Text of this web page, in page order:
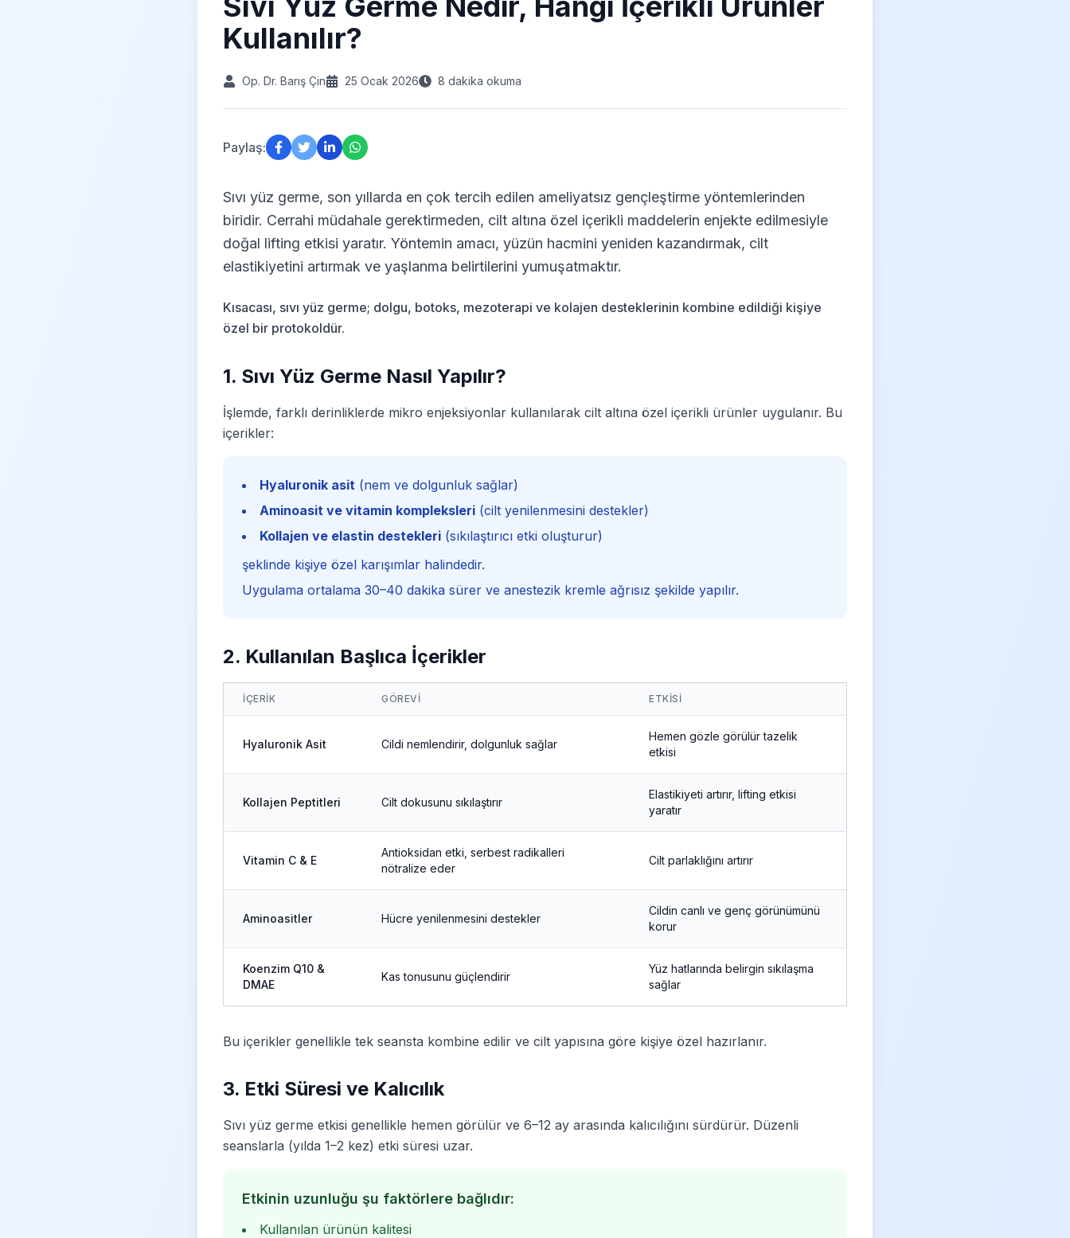
Kullanılır?
Op. Dr. Barış Çin 25 Ocak 2026 8 dakika okuma
Paylaş:
Sıvı yüz germe, son yıllarda en çok tercih edilen ameliyatsız gençleştirme yöntemlerinden
biridir. Cerrahi müdahale gerektirmeden, cilt altına özel içerikli maddelerin enjekte edilmesiyle
doğal lifting etkisi yaratır. Yöntemin amacı, yüzün hacmini yeniden kazandırmak, cilt
elastikiyetini artırmak ve yaşlanma belirtilerini yumuşatmaktır.
Kısacası, sıvı yüz germe; dolgu, botoks, mezoterapi ve kolajen desteklerinin kombine edildiği kişiye
özel bir protokoldür.
1. Sıvı Yüz Germe Nasıl Yapılır?
İşlemde, farklı derinliklerde mikro enjeksiyonlar kullanılarak cilt altına özel içerikli ürünler uygulanır. Bu
içerikler:
Hyaluronik asit (nem ve dolgunluk sağlar)
Aminoasit ve vitamin kompleksleri (cilt yenilenmesini destekler)
Kollajen ve elastin destekleri (sıkılaştırıcı etki oluşturur)
şeklinde kişiye özel karışımlar halindedir.
Uygulama ortalama 30–40 dakika sürer ve anestezik kremle ağrısız şekilde yapılır.
2. Kullanılan Başlıca İçerikler
İÇERIK GÖREVI ETKISI
Hyaluronik Asit Cildi nemlendirir, dolgunluk sağlar
Hemen gözle görülür tazelik
etkisi
Kollajen Peptitleri Cilt dokusunu sıkılaştırır
Elastikiyeti artırır, lifting etkisi
yaratır
Vitamin C & E
Antioksidan etki, serbest radikalleri
nötralize eder
Cilt parlaklığını artırır
Aminoasitler Hücre yenilenmesini destekler
Cildin canlı ve genç görünümünü
korur
Koenzim Q10 &
DMAE
Kas tonusunu güçlendirir
Yüz hatlarında belirgin sıkılaşma
sağlar
Bu içerikler genellikle tek seansta kombine edilir ve cilt yapısına göre kişiye özel hazırlanır.
3. Etki Süresi ve Kalıcılık
Sıvı yüz germe etkisi genellikle hemen görülür ve 6–12 ay arasında kalıcılığını sürdürür. Düzenli
seanslarla (yılda 1–2 kez) etki süresi uzar.
Etkinin uzunluğu şu faktörlere bağlıdır:
Kullanılan ürünün kalitesi